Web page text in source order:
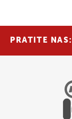
PRATITE NAS: